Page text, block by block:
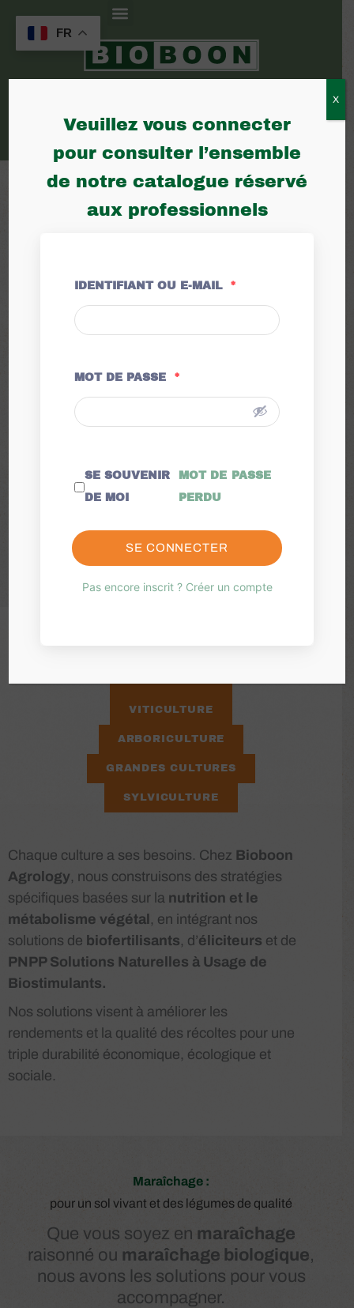
contenu
Menu
Des solutions
adaptées à
culturepour une
performante
arboriculture, les grandes cultures
sylviculture
, basés sur
agriculture régénératrice
VITICULTURE
ARBORICULTURE
GRANDES CULTURES
SYLVICULTURE
Chaque culture a ses besoins. Chez Bioboon
Agrology, nous construisons des stratégies
spécifiques basées sur la nutrition et le
métabolisme végétal , en intégrant nos
solutions de biofertilisants, d’éliciteurs et de
PNPP Solutions Naturelles à Usage de
Biostimulants.
Nos solutions visent à améliorer les
rendements et la qualité des récoltes pour une
triple durabilité économique, écologique et
sociale.
Maraîchage :
pour un sol vivant et des légumes de qualité
Que vous soyez en maraîchage
raisonné ou maraîchage biologique,
nous avons les solutions pour vous
accompagner.
Menu
FR
Veuillez vous connecter
pour consulter l’ensemble
de notre catalogue réservé
aux professionnels
IDENTIFIANT OU E-MAIL *
MOT DE PASSE *
SE SOUVENIR
DE MOI
MOT DE PASSE
PERDU
SE CONNECTER
Pas encore inscrit ? Créer un compte
X